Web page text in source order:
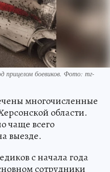
прицелом боевиков. Фото: тг-
многочисленные
области.
чаще всего
выезде.
с начала года
сотрудники